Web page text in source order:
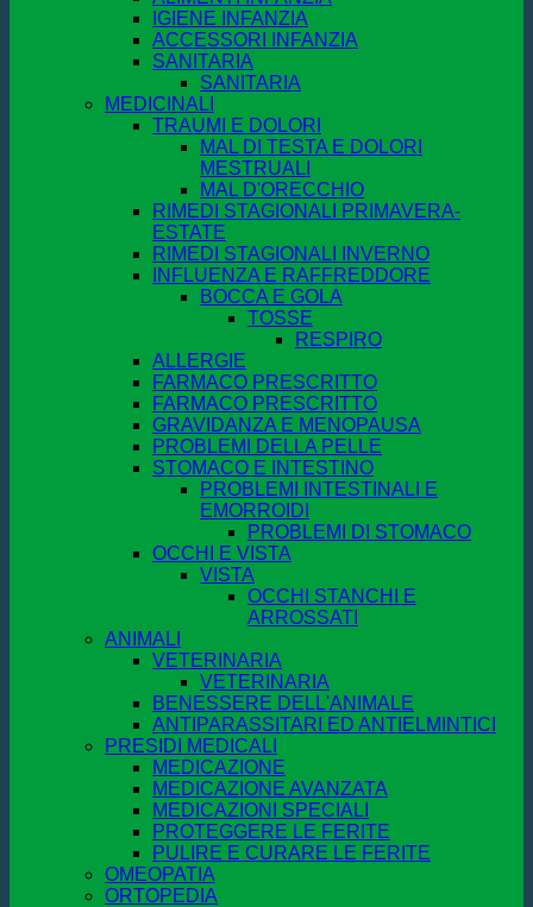
IGIENE INFANZIA
ACCESSORI INFANZIA
SANITARIA
SANITARIA
MEDICINALI
TRAUMI E DOLORI
MAL DI TESTA E DOLORI
MESTRUALI
MAL D'ORECCHIO
RIMEDI STAGIONALI PRIMAVERA-
ESTATE
RIMEDI STAGIONALI INVERNO
INFLUENZA E RAFFREDDORE
BOCCA E GOLA
TOSSE
RESPIRO
ALLERGIE
FARMACO PRESCRITTO
FARMACO PRESCRITTO
GRAVIDANZA E MENOPAUSA
PROBLEMI DELLA PELLE
STOMACO E INTESTINO
PROBLEMI INTESTINALI E
EMORROIDI
PROBLEMI DI STOMACO
OCCHI E VISTA
VISTA
OCCHI STANCHI E
ARROSSATI
ANIMALI
VETERINARIA
VETERINARIA
BENESSERE DELL'ANIMALE
ANTIPARASSITARI ED ANTIELMINTICI
PRESIDI MEDICALI
MEDICAZIONE
MEDICAZIONE AVANZATA
MEDICAZIONI SPECIALI
PROTEGGERE LE FERITE
PULIRE E CURARE LE FERITE
OMEOPATIA
ORTOPEDIA